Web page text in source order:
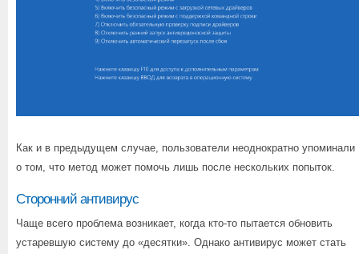
Как и в предыдущем случае, пользователи неоднократно упоминали
о том, что метод может помочь лишь после нескольких попыток.
Сторонний антивирус
Чаще всего проблема возникает, когда кто-то пытается обновить
устаревшую систему до «десятки». Однако антивирус может стать